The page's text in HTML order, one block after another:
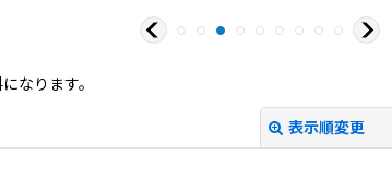
なります。
表示順変更